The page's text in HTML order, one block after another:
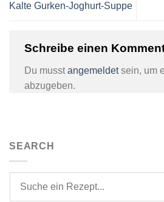
Kalte Gurken-Joghurt-Suppe
Schreibe einen
Du musstangemeldetsein, um
abzugeben.
SEARCH